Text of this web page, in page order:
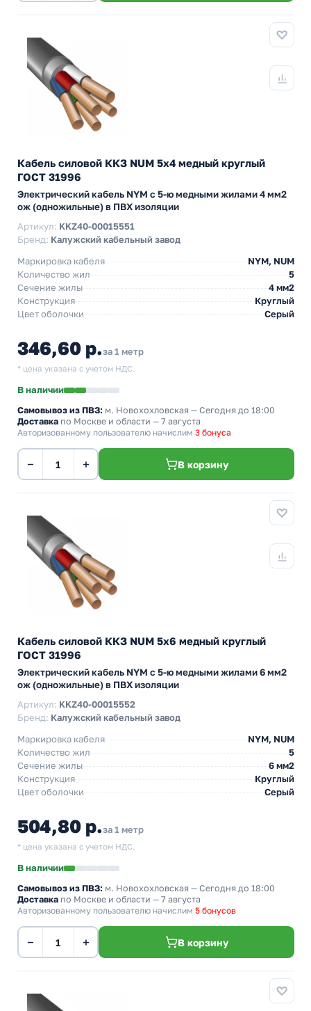
Кабель силовой ККЗ NUM 5х4 медный круглый
ГОСТ 31996
Электрический кабель NYM с 5-ю медными жилами 4 мм2
ож (одножильные) в ПВХ изоляции
Артикул: KKZ40-00015551
Бренд: Калужский кабельный завод
Маркировка кабеля
NYM, NUM
Количество жил
5
Сечение жилы
4 мм2
Конструкция
Круглый
Цвет оболочки
Серый
346,60 р.за 1 метр
* цена указана с учетом НДС.
В наличии
Самовывоз из ПВЗ: м. Новохохловская — Сегодня до 18:00
Доставка по Москве и области — 7 августа
Авторизованному пользователю начислим 3 бонуса
− + В корзину
Кабель силовой ККЗ NUM 5х6 медный круглый
ГОСТ 31996
Электрический кабель NYM с 5-ю медными жилами 6 мм2
ож (одножильные) в ПВХ изоляции
Артикул: KKZ40-00015552
Бренд: Калужский кабельный завод
Маркировка кабеля
NYM, NUM
Количество жил
5
Сечение жилы
6 мм2
Конструкция
Круглый
Цвет оболочки
Серый
504,80 р.за 1 метр
* цена указана с учетом НДС.
В наличии
Самовывоз из ПВЗ: м. Новохохловская — Сегодня до 18:00
Доставка по Москве и области — 7 августа
Авторизованному пользователю начислим 5 бонусов
− + В корзину